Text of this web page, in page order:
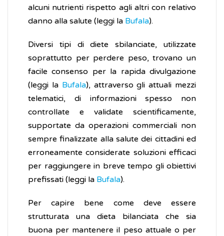
alcuni nutrienti rispetto agli altri con relativo
danno alla salute (leggi la Bufala).
Diversi tipi di diete sbilanciate, utilizzate
soprattutto per perdere peso, trovano un
facile consenso per la rapida divulgazione
(leggi la Bufala), attraverso gli attuali mezzi
telematici, di informazioni spesso non
controllate e validate scientificamente,
supportate da operazioni commerciali non
sempre finalizzate alla salute dei cittadini ed
erroneamente considerate soluzioni efficaci
per raggiungere in breve tempo gli obiettivi
prefissati (leggi la Bufala).
Per capire bene come deve essere
strutturata una dieta bilanciata che sia
buona per mantenere il peso attuale o per